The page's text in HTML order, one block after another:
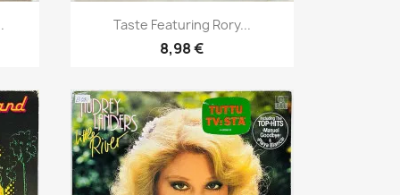
 Pikakatselu
Taste Featuring Rory...
8,98 €